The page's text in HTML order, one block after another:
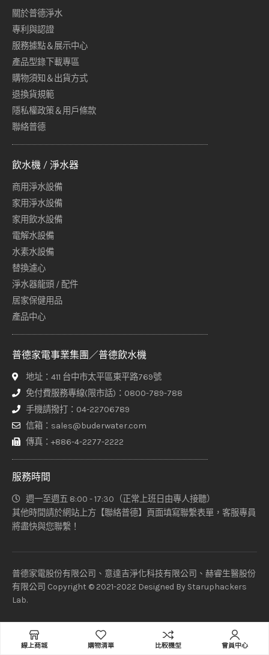
關於普德淨水
專利與認證
服務據點＆展示中心
產品型錄下載專區
購物須知＆出貨方式
退換貨規範
隱私權政策＆用戶條款
聯絡普德
飲水機 / 淨水器
商用淨水設備
家用淨水設備
家用飲水設備
電解水設備
水素水設備
替換濾心
淨水器龍頭 / 配件
居家保健用品
產品中心
普德家電事業集團／普德飲水機
地址：411 台中市太平區東平路769號
免付費服務專線(限市話)：0800-789-788
手機請撥打：04-22706789
信箱：sales@buderwater.com
傳真：+886-4-2277-2222
服務時間
週一至週五 8:00 - 17:30（正常上班日由專人接聽）
其他時間請於網站上方【聯絡普德】頁面填寫聯繫表單，客服專員
將盡快與您聯繫！
普德家電股份有限公司、意達吉淨化科技有限公司、赫睿生醫股份
有限公司 Copyright © 2021-2022 Designed By Staruphackers
Lab.
線上商城 購物清單 比較機型 會員中心